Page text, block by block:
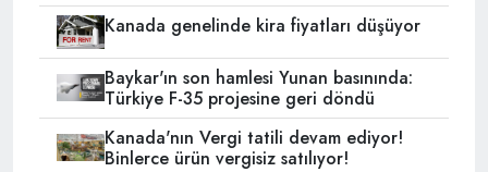
Kanada genelinde kira fiyatları düşüyor
Baykar'ın son hamlesi Yunan basınında:
Türkiye F-35 projesine geri döndü
Kanada'nın Vergi tatili devam ediyor!
Binlerce ürün vergisiz satılıyor!